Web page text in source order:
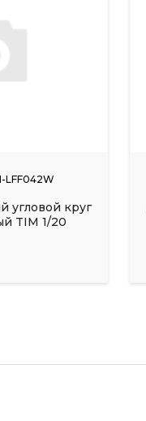
LFF042W
угловой круг
TIM 1/20